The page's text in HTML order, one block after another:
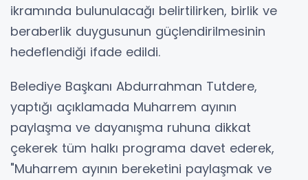
ikramında bulunulacağı belirtilirken, birlik ve
beraberlik duygusunun güçlendirilmesinin
hedeflendiği ifade edildi.
Belediye Başkanı Abdurrahman Tutdere,
yaptığı açıklamada Muharrem ayının
paylaşma ve dayanışma ruhuna dikkat
çekerek tüm halkı programa davet ederek,
"Muharrem ayının bereketini paylaşmak ve